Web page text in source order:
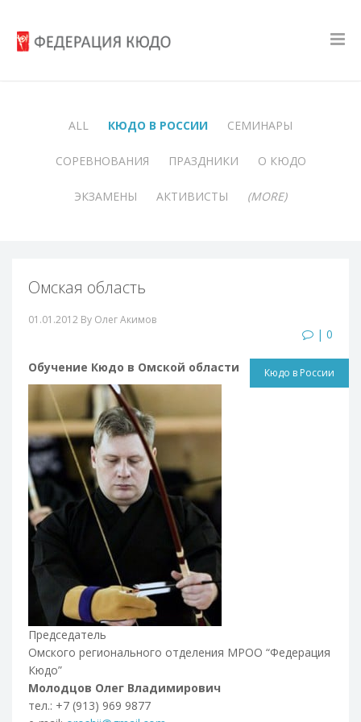
ALL КЮДО В РОССИИ СЕМИНАРЫ
СОРЕВНОВАНИЯ ПРАЗДНИКИ О КЮДО
ЭКЗАМЕНЫ АКТИВИСТЫ (MORE)
Омская область
01.01.2012 By Олег Акимов
| 0
Кюдо в России
Обучение Кюдо в Омской области
Председатель
Омского регионального отделения МРОО “Федерация
Кюдо”
Молодцов Олег Владимирович
тел.: +7 (913) 969 9877